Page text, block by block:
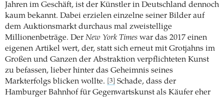
Jahren im Geschäft, ist der Künstler in Deutschland dennoch
kaum bekannt. Dabei erzielen einzelne seiner Bilder auf
dem Auktionsmarkt durchaus mal zweistellige
Millionenbeträge. Der New York Times war das 2017 einen
eigenen Artikel wert, der, statt sich erneut mit Grotjahns im
Großen und Ganzen der Abstraktion verpflichteten Kunst
zu befassen, lieber hinter das Geheimnis seines
Markterfolgs blicken wollte.
[3]
Schade, dass der
Hamburger Bahnhof für Gegenwartskunst als Käufer eher